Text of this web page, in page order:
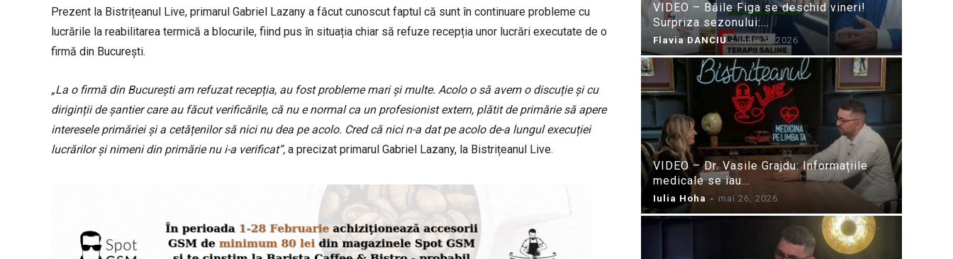
Prezent la Bistrițeanul Live, primarul Gabriel Lazany a făcut cunoscut faptul că sunt în continuare probleme cu
lucrările la reabilitarea termică a blocurile, fiind pus în situația chiar să refuze recepția unor lucrări executate de o
firmă din București.
„La o firmă din București am refuzat recepția, au fost probleme mari și multe. Acolo o să avem o discuție și cu
diriginții de șantier care au făcut verificările, că nu e normal ca un profesionist extern, plătit de primărie să apere
interesele primăriei și a cetățenilor să nici nu dea pe acolo. Cred că nici n-a dat pe acolo de-a lungul execuției
lucrărilor și nimeni din primărie nu i-a verificat”, a precizat primarul Gabriel Lazany, la Bistrițeanul Live.
VIDEO – Băile Figa se deschid vineri!
Surpriza sezonului:...
Flavia DANCIU - iunie 9, 2026
VIDEO – Dr. Vasile Grajdu: Informațiile
medicale se iau...
Iulia Hoha - mai 26, 2026